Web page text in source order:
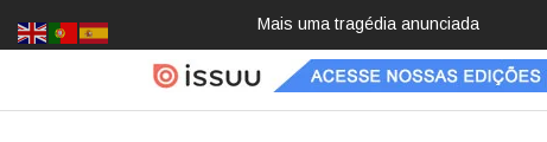
Pai e filho